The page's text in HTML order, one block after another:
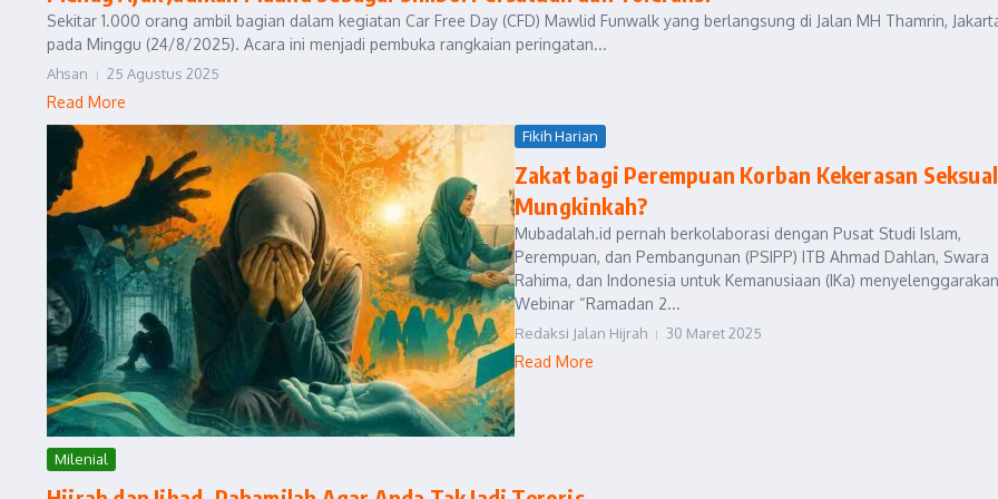
Sekitar 1.000 orang ambil bagian dalam kegiatan Car Free Day (CFD) Mawlid Funwalk yang berlangsung di Jalan MH Thamrin,
pada Minggu (24/8/2025). Acara ini menjadi pembuka rangkaian peringatan...
Ahsan 25 Agustus 2025
Read More
Fikih Harian
Zakat bagi Perempuan Korban Kekerasan
Mungkinkah?
Mubadalah.id pernah berkolaborasi dengan Pusat Studi Islam,
Perempuan, dan Pembangunan (PSIPP) ITB Ahmad Dahlan, Swara
Rahima, dan Indonesia untuk Kemanusiaan (IKa) menyelenggarakan
Webinar “Ramadan 2...
Redaksi Jalan Hijrah 30 Maret 2025
Read More
Milenial